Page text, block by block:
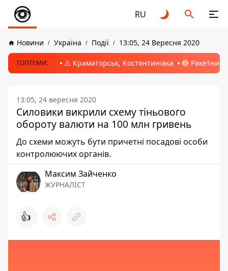
RU
Новини Україна Події 13:05, 24 Вересня 2020
ТОПТЕМИ: ⚠️ Краматорськ, Костянтинівка 🔴 Ракетний
13:05, 24 вересня 2020
Силовики викрили схему тіньового
обороту валюти на 100 млн гривень
До схеми можуть бути причетні посадові особи
контролюючих органів.
Максим Зайченко
ЖУРНАЛІСТ
👍